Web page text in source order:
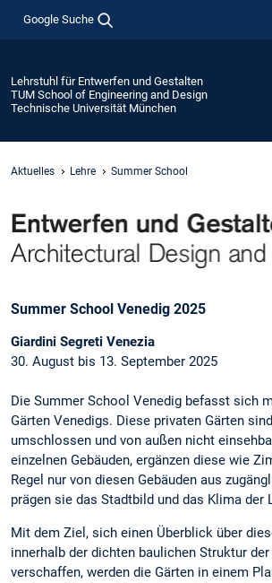
Google Suche
Lehrstuhl für Entwerfen und Gestalten
TUM School of Engineering and Design
Technische Universität München
Aktuelles Lehre Summer School
Summer School Venedig 2025
Giardini Segreti Venezia
30. August bis 13. September 2025
Die Summer School Venedig befasst sich
Gärten Venedigs. Diese privaten Gärten
umschlossen und von außen nicht
einzelnen Gebäuden, ergänzen diese wie
Regel nur von diesen Gebäuden aus
prägen sie das Stadtbild und das Klima der
Mit dem Ziel, sich einen Überblick über
innerhalb der dichten baulichen Struktur
verschaffen, werden die Gärten in einem